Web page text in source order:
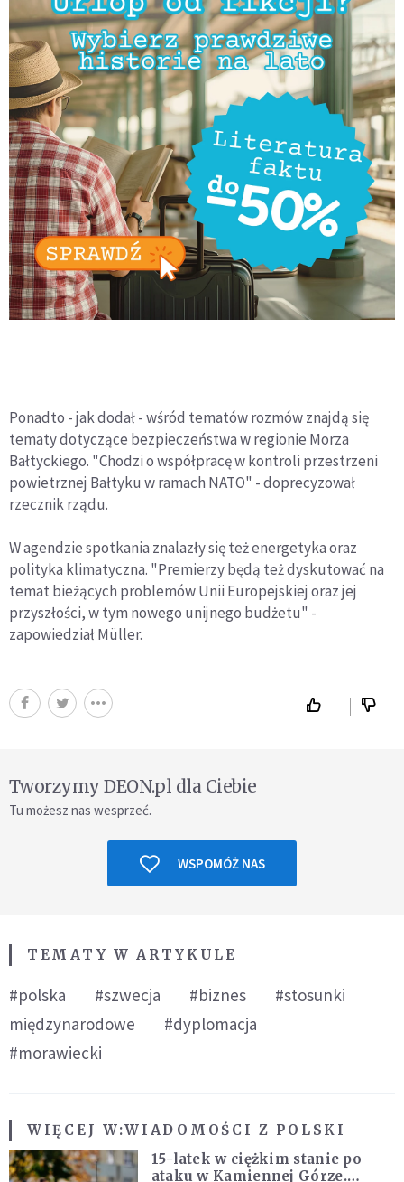
Ponadto - jak dodał - wśród tematów rozmów znajdą się
tematy dotyczące bezpieczeństwa w regionie Morza
Bałtyckiego. "Chodzi o współpracę w kontroli przestrzeni
powietrznej Bałtyku w ramach NATO" - doprecyzował
rzecznik rządu.
W agendzie spotkania znalazły się też energetyka oraz
polityka klimatyczna. "Premierzy będą też dyskutować na
temat bieżących problemów Unii Europejskiej oraz jej
przyszłości, w tym nowego unijnego budżetu" -
zapowiedział Müller.
Tworzymy DEON.pl dla Ciebie
Tu możesz nas wesprzeć.
WSPOMÓŻ NAS
TEMATY W ARTYKULE
#polska #szwecja #biznes
#stosunki
międzynarodowe
#dyplomacja
#morawiecki
WIĘCEJ W:WIADOMOŚCI Z POLSKI
15-latek w ciężkim stanie po
ataku w Kamiennej Górze.